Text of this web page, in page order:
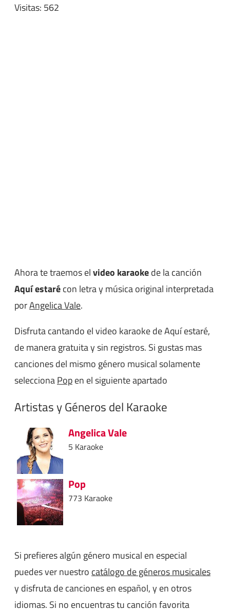
Visitas: 562
Ahora te traemos elvideo karaokede la canción
Aquí estarécon letra y música original interpretada
porAngelica Vale.
Disfruta cantando el video karaoke de Aquí estaré,
de manera gratuita y sin registros. Si gustas mas
canciones del mismo género musical solamente
seleccionaPopen el siguiente apartado
Artistas y Géneros del Karaoke
Angelica Vale
5 Karaoke
Pop
773 Karaoke
Si prefieres algún género musical en especial
puedes ver nuestro catálogo de géneros musicales
y disfruta de canciones en español, y en otros
idiomas. Si no encuentras tu canción favorita